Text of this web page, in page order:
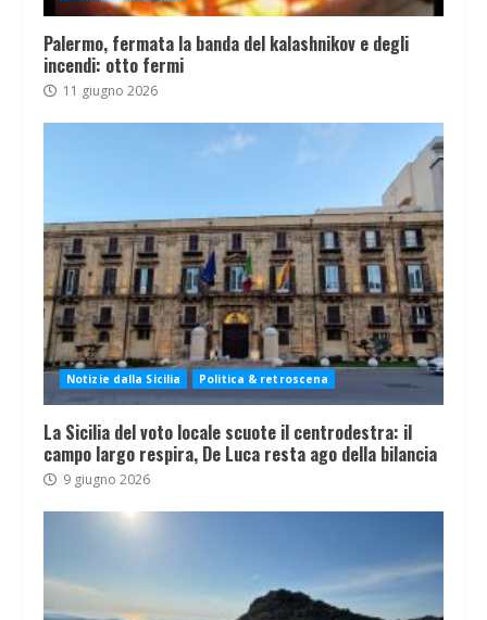
Palermo, fermata la banda del kalashnikov e degli
incendi: otto fermi
11 giugno 2026
Notizie dalla Sicilia Politica & retroscena
La Sicilia del voto locale scuote il centrodestra: il
campo largo respira, De Luca resta ago della bilancia
9 giugno 2026